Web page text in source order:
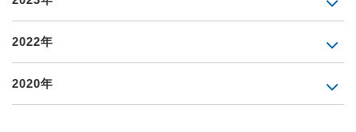
2022年
2020年